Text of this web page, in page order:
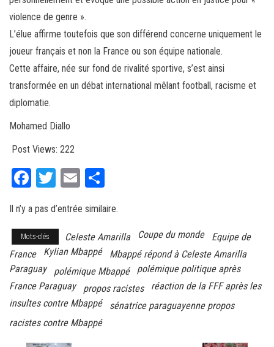
violence de genre ».
L’élue affirme toutefois que son différend concerne uniquement le
joueur français et non la France ou son équipe nationale.
Cette affaire, née sur fond de rivalité sportive, s’est ainsi
transformée en un débat international mêlant football, racisme et
diplomatie.
Mohamed Diallo
Post Views: 222
Fa
bo
ok
T
tt
er
E
ail ag
er
Il n’y a pas d’entrée similaire.
Mots-clés Celeste Amarilla Coupe du monde
Equipe de
France
Kylian Mbappé
Mbappé répond à Celeste Amarilla
Paraguay
polémique Mbappé
polémique politique après
France Paraguay
propos racistes
réaction de la FFF après les
insultes contre Mbappé
sénatrice paraguayenne propos
racistes contre Mbappé